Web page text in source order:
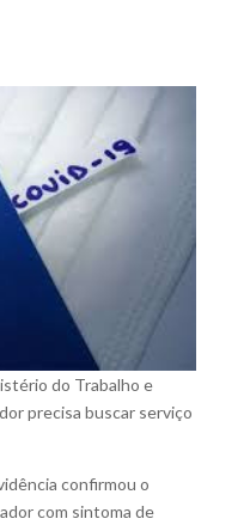
do Trabalho e
precisa buscar serviço
confirmou o
com sintoma de